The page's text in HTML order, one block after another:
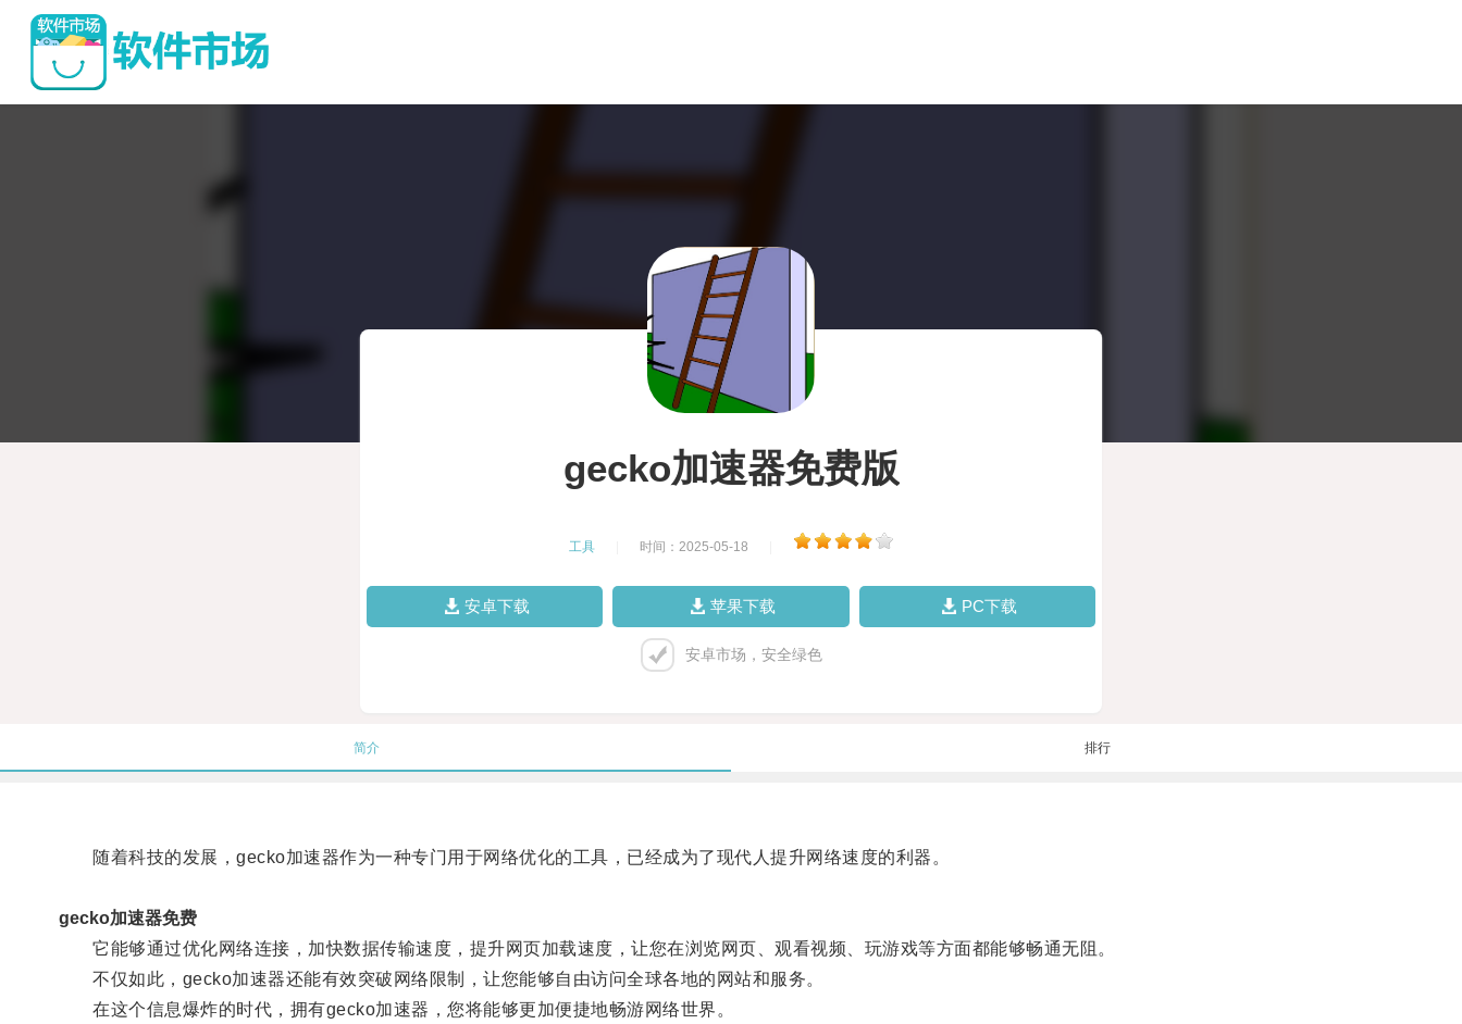
gecko加速器免费版
工具 时间：2025-05-18
安卓下载 苹果下载 PC下载
安卓市场，安全绿色
简介 排行
随着科技的发展，gecko加速器作为一种专门用于网络优化的工具，已经成为了现代人提升网络速度的利器。
gecko加速器免费
它能够通过优化网络连接，加快数据传输速度，提升网页加载速度，让您在浏览网页、观看视频、玩游戏等方面都能够畅通无阻。
不仅如此，gecko加速器还能有效突破网络限制，让您能够自由访问全球各地的网站和服务。
在这个信息爆炸的时代，拥有gecko加速器，您将能够更加便捷地畅游网络世界。